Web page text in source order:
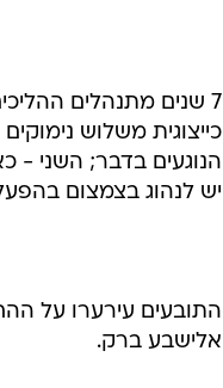
7 שנים מתנהלים
כייצוגית משלוש
הנוגעים בדבר; השני -
יש לנהוג בצמצום
התובעים עירערו על
אלישבע ברק.